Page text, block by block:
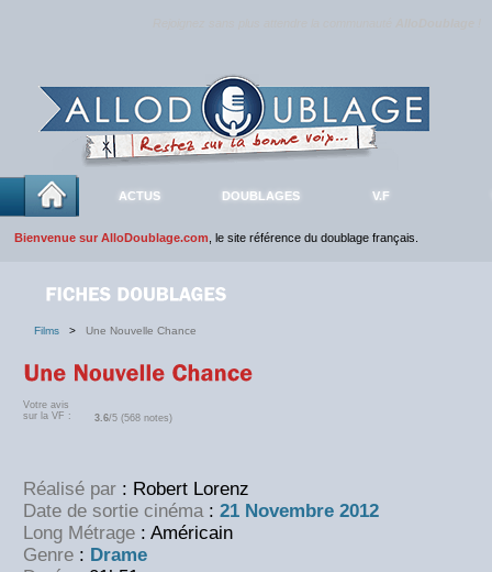
ACTUS DOUBLAGES V.F
Bienvenue sur AlloDoublage.com , le site référence du doublage français.
Films > Une Nouvelle Chance
Votre avis
sur la VF :
3.6/5 (568 notes)
Réalisé par : Robert Lorenz
Date de sortie cinéma : 21 Novembre 2012
Long Métrage : Américain
Genre : Drame